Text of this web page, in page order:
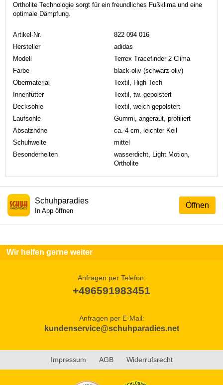
Ortholite Technologie sorgt für ein freundliches Fußklima und eine
optimale Dämpfung.
Artikel-Nr.
822 094 016
Hersteller
adidas
Modell
Terrex Tracefinder 2 Clima
Farbe
black-oliv (schwarz-oliv)
Obermaterial
Textil, High-Tech
Innenfutter
Textil, tw. gepolstert
Decksohle
Textil, weich gepolstert
Laufsohle
Gummi, angeraut, profiliert
Absatzhöhe
ca. 4 cm, leichter Keil
Schuhweite
mittel
Besonderheiten
wasserdicht, Light Motion,
Ortholite
Öffnen
Schuhparadies
In App öffnen
Wir helfen gerne weiter
Anfragen per Telefon:
+496591983451
Anfragen per E-Mail:
kundenservice@schuhparadies.net
Impressum AGB Widerrufsrecht